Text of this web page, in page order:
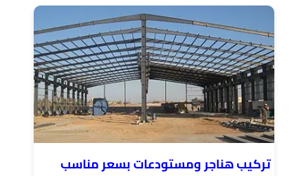
تركيب هناجر ومستودعات بسعر مناسب